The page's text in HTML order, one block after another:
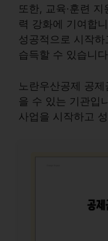
또한, 교육·훈련 지
력 강화에 기여합
성공적으로 시작
습득할 수 있습니
노란우산공제 공
을 수 있는 기관입
사업을 시작하고